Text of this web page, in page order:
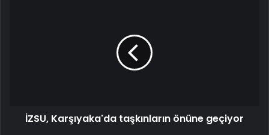
İZSU, Karşıyaka'da taşkınların önüne geçiyor